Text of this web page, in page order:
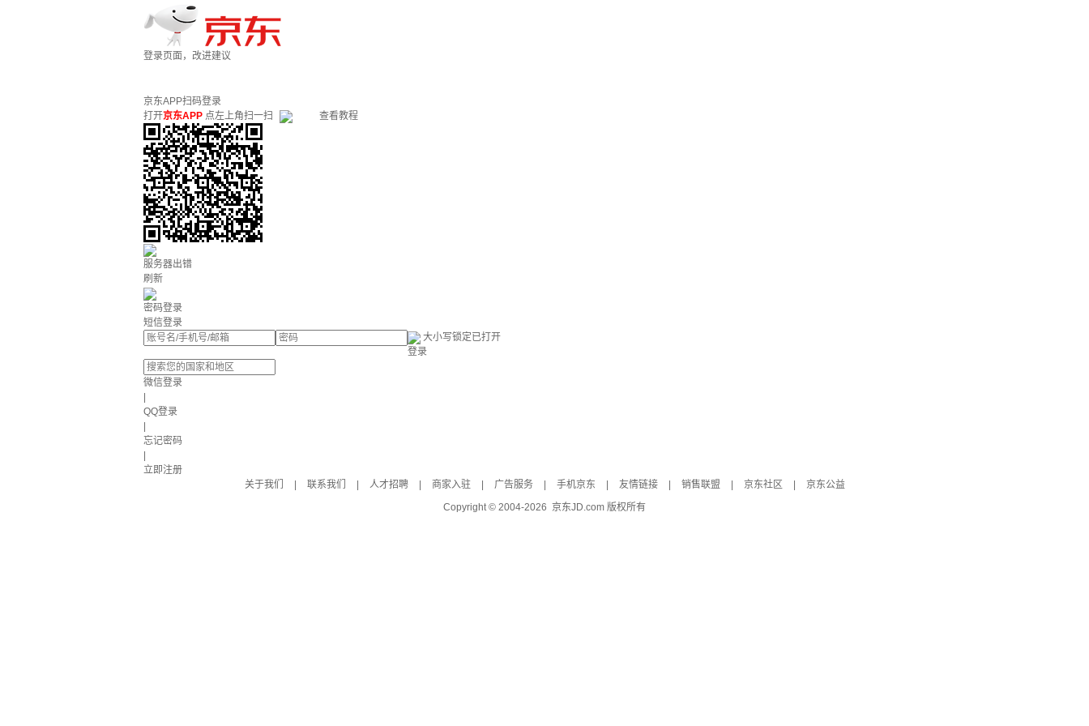
登录页面，改进建议
京东APP扫码登录
打开京东APP 点左上角扫一扫 查看教程
服务器出错
刷新
密码登录
短信登录
大小写锁定已打开
登录
微信登录
QQ登录
忘记密码
立即注册
关于我们
联系我们 人才招聘 商家入驻 广告服务 手机京东 友情链接 销售联盟 京东社区
京东公益
Copyright © 2004-2026 京东JD.com 版权所有